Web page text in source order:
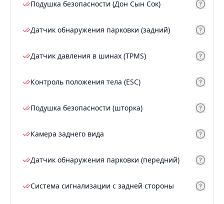
Подушка безопасности (Дон Сын Сок)
Датчик обнаружения парковки (задний)
Датчик давления в шинах (TPMS)
Контроль положения тела (ESC)
Подушка безопасности (шторка)
Камера заднего вида
Датчик обнаружения парковки (передний)
Система сигнализации с задней стороны